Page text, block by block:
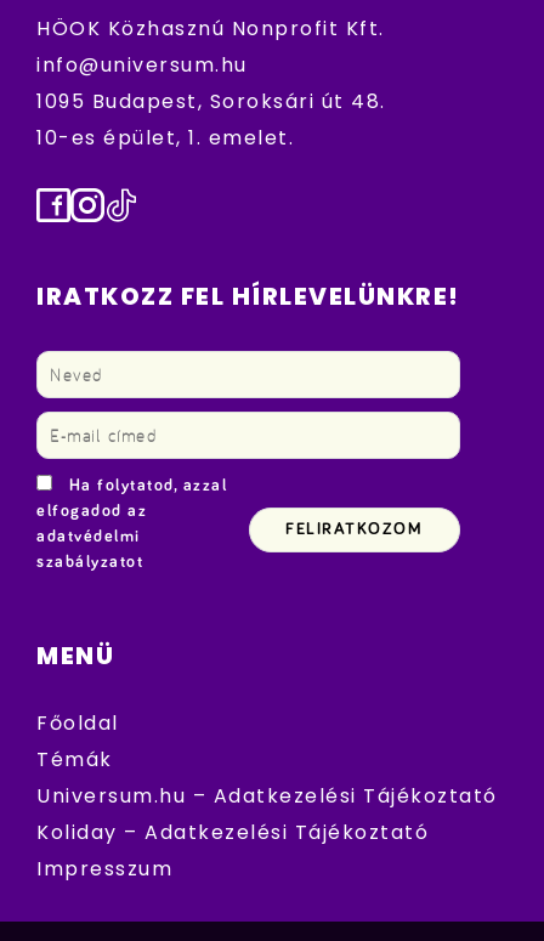
HÖOK Közhasznú Nonprofit Kft.
info@universum.hu
1095 Budapest, Soroksári út 48.
10-es épület, 1. emelet.
Facebook
Instagram
TikTok
IRATKOZZ FEL HÍRLEVELÜNKRE!
Ha folytatod, azzal
elfogadod az
adatvédelmi
szabályzatot
MENÜ
Főoldal
Témák
Universum.hu – Adatkezelési Tájékoztató
Koliday – Adatkezelési Tájékoztató
Impresszum